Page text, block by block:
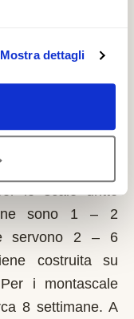
Mostra dettagli
i residenti a
un
le scale dritte
sono 1 – 2
servono 2 – 6
costruita su
i montascale
8 settimane. A